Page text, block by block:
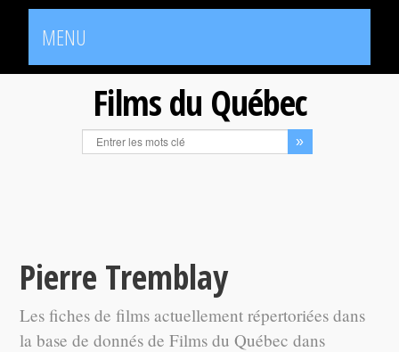
MENU
Films du Québec
Pierre Tremblay
Les fiches de films actuellement répertoriées dans
la base de donnés de Films du Québec dans